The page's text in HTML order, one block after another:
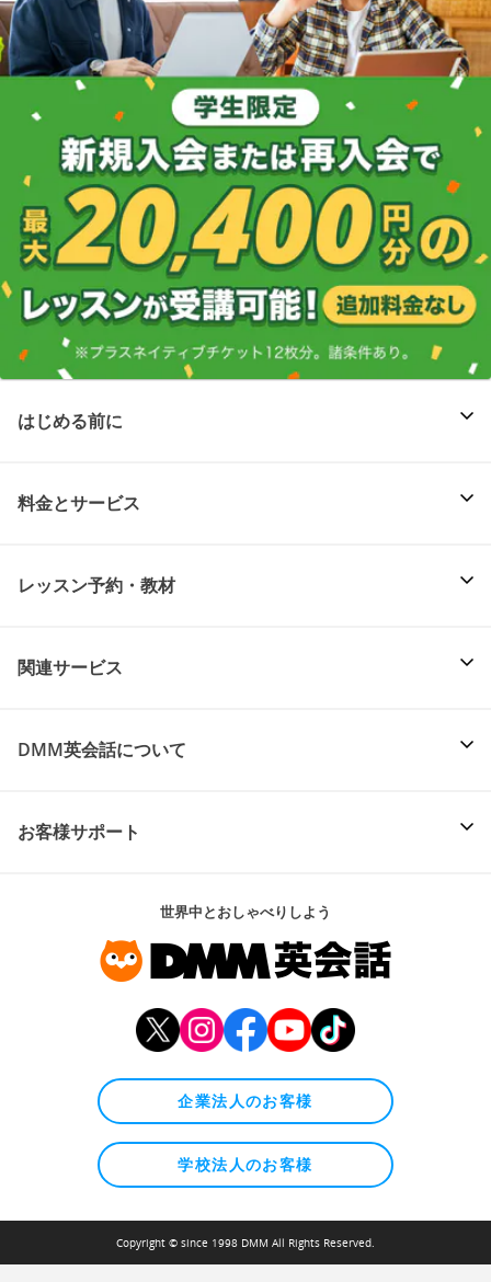
はじめる前に
料金とサービス
レッスン予約・教材
関連サービス
DMM英会話について
お客様サポート
世界中とおしゃべりしよう
企業法人のお客様
学校法人のお客様
Copyright © since 1998 DMM All Rights Reserved.